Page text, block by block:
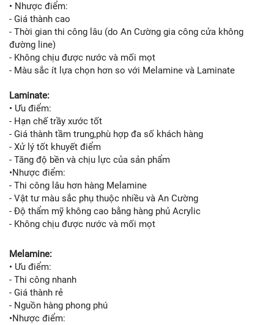
• Nhược điểm:
- Giá thành cao
- Thời gian thi công lâu (do An Cường gia công cửa không
đường line)
- Không chịu được nước và mối mọt
- Màu sắc ít lựa chọn hơn so với Melamine và Laminate
Laminate:
• Ưu điểm:
- Hạn chế trầy xước tốt
- Giá thành tầm trung,phù hợp đa số khách hàng
- Xử lý tốt khuyết điểm
- Tăng độ bền và chịu lực của sản phẩm
•Nhược điểm:
- Thi công lâu hơn hàng Melamine
- Vật tư màu sắc phụ thuộc nhiều và An Cường
- Độ thẩm mỹ không cao bằng hàng phủ Acrylic
- Không chịu được nước và mối mọt
Melamine:
• Ưu điểm:
- Thi công nhanh
- Giá thành rẻ
- Nguồn hàng phong phú
•Nhược điểm: